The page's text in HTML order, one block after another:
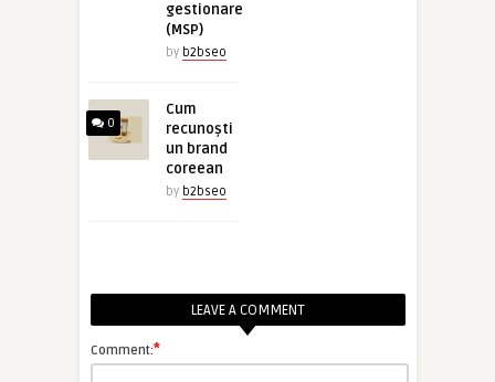
gestionare
(MSP)
by b2bseo
0
Cum
recunoști
un brand
coreean
by b2bseo
LEAVE A COMMENT
Comment:*